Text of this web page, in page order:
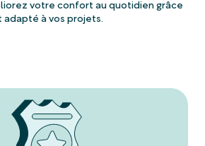
votre confort au quotidien grâce
à vos projets.